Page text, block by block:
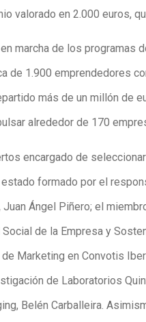
valorado en 2.000 euros,
marcha de los programas
de 1.900 emprendedores
más de un millón de
alrededor de 170
encargado de
estado formado por el
Juan Ángel Piñero; el
de la Empresa y
Marketing en Convotis
de Laboratorios
Belén Carballeira.